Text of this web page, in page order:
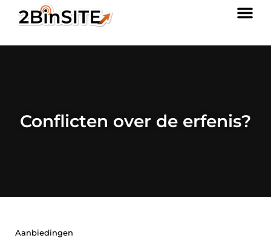
Conflicten over de erfenis?
Aanbiedingen